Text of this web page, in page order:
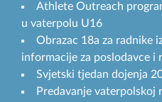
Athlete Outreach
u vaterpolu U16
Obrazac 18a za radnike
informacije za poslodavce i
Svjetski tjedan dojenja
Predavanje vaterpolskoj